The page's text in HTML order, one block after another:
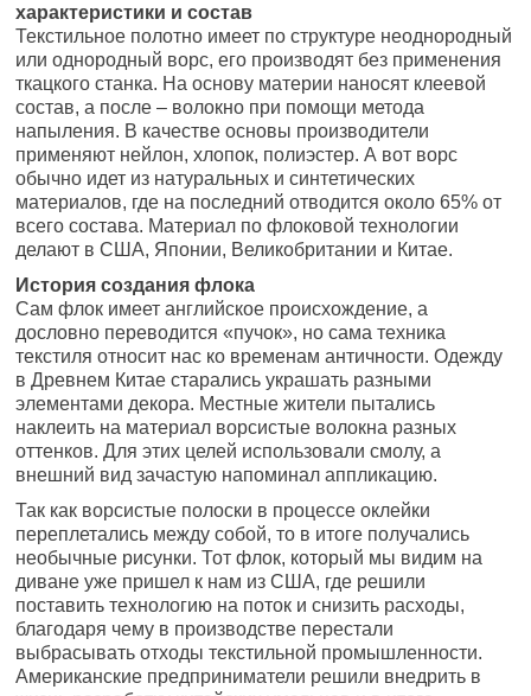
характеристики и состав
Текстильное полотно имеет по структуре неоднородный
или однородный ворс, его производят без применения
ткацкого станка. На основу материи наносят клеевой
состав, а после – волокно при помощи метода
напыления. В качестве основы производители
применяют нейлон, хлопок, полиэстер. А вот ворс
обычно идет из натуральных и синтетических
материалов, где на последний отводится около 65% от
всего состава. Материал по флоковой технологии
делают в США, Японии, Великобритании и Китае.
История создания флока
Сам флок имеет английское происхождение, а
дословно переводится «пучок», но сама техника
текстиля относит нас ко временам античности. Одежду
в Древнем Китае старались украшать разными
элементами декора. Местные жители пытались
наклеить на материал ворсистые волокна разных
оттенков. Для этих целей использовали смолу, а
внешний вид зачастую напоминал аппликацию.
Так как ворсистые полоски в процессе оклейки
переплетались между собой, то в итоге получались
необычные рисунки. Тот флок, который мы видим на
диване уже пришел к нам из США, где решили
поставить технологию на поток и снизить расходы,
благодаря чему в производстве перестали
выбрасывать отходы текстильной промышленности.
Американские предприниматели решили внедрить в